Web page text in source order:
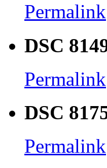
Permalink
DSC
Permalink
DSC
Permalink